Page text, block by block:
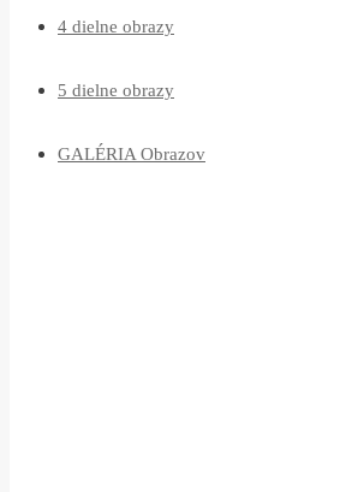
4 dielne obrazy
5 dielne obrazy
GALÉRIA Obrazov